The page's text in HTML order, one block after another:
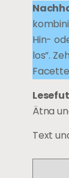
Hin-
los”.
Ätna
Text